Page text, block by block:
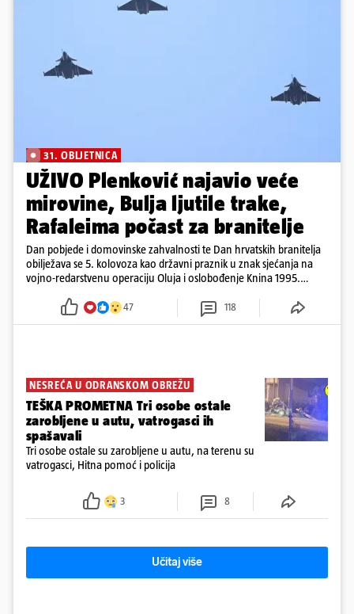
31. OBLJETNICA
UŽIVO Plenković najavio veće
mirovine, Bulja ljutile trake,
Rafaleima počast za branitelje
Dan pobjede i domovinske zahvalnosti te Dan hrvatskih branitelja
obilježava se 5. kolovoza kao državni praznik u znak sjećanja na
vojno-redarstvenu operaciju Oluja i oslobođenje Knina 1995.
47 118
NESREĆA U ODRANSKOM OBREŽU
TEŠKA PROMETNA Tri osobe ostale
zarobljene u autu, vatrogasci ih
spašavali
Tri osobe ostale su zarobljene u autu, na terenu su
vatrogasci, Hitna pomoć i policija
3 8
Učitaj više